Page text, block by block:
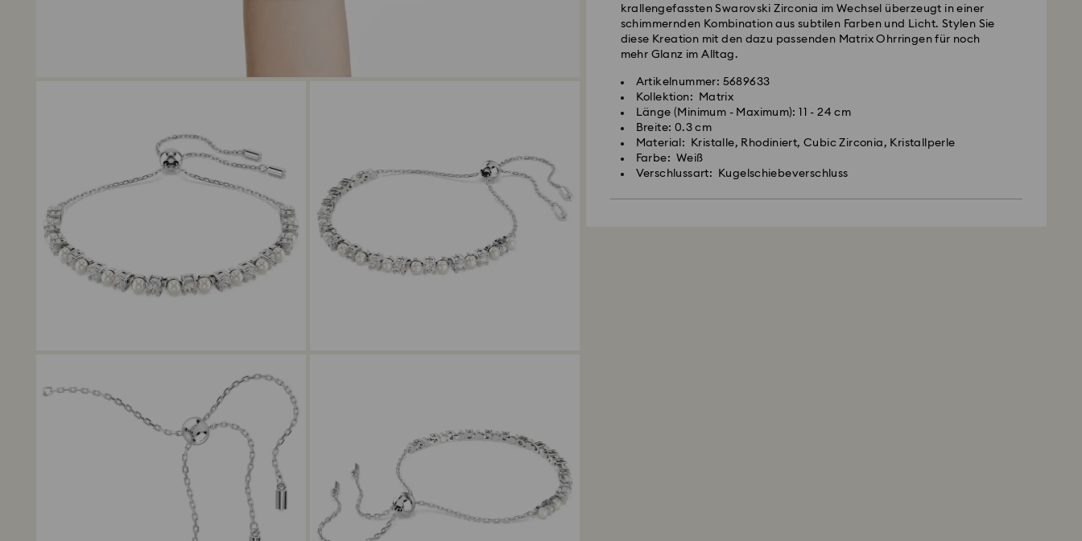
krallengefassten Swarovski Zirconia im Wechsel überzeugt in einer
schimmernden Kombination aus subtilen Farben und Licht. Stylen Sie
diese Kreation mit den dazu passenden Matrix Ohrringen für noch
mehr Glanz im Alltag.
Artikelnummer: 5689633
Kollektion: Matrix
Länge (Minimum - Maximum): 11 - 24 cm
Breite: 0.3 cm
Material: Kristalle, Rhodiniert, Cubic Zirconia, Kristallperle
Farbe: Weiß
Verschlussart: Kugelschiebeverschluss